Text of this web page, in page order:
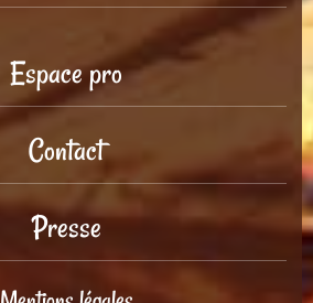
Espace pro
Contact
Presse